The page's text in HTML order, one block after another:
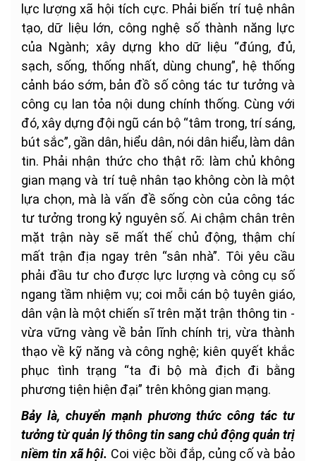
lực lượng xã hội tích cực. Phải biến trí tuệ nhân
tạo, dữ liệu lớn, công nghệ số thành năng lực
của Ngành; xây dựng kho dữ liệu “đúng, đủ,
sạch, sống, thống nhất, dùng chung”, hệ thống
cảnh báo sớm, bản đồ số công tác tư tưởng và
công cụ lan tỏa nội dung chính thống. Cùng với
đó, xây dựng đội ngũ cán bộ “tâm trong, trí sáng,
bút sắc”, gần dân, hiểu dân, nói dân hiểu, làm dân
tin. Phải nhận thức cho thật rõ: làm chủ không
gian mạng và trí tuệ nhân tạo không còn là một
lựa chọn, mà là vấn đề sống còn của công tác
tư tưởng trong kỷ nguyên số. Ai chậm chân trên
mặt trận này sẽ mất thế chủ động, thậm chí
mất trận địa ngay trên “sân nhà”. Tôi yêu cầu
phải đầu tư cho được lực lượng và công cụ số
ngang tầm nhiệm vụ; coi mỗi cán bộ tuyên giáo,
dân vận là một chiến sĩ trên mặt trận thông tin -
vừa vững vàng về bản lĩnh chính trị, vừa thành
thạo về kỹ năng và công nghệ; kiên quyết khắc
phục tình trạng “ta đi bộ mà địch đi bằng
phương tiện hiện đại” trên không gian mạng.
Bảy là, chuyển mạnh phương thức công tác tư
tưởng từ quản lý thông tin sang chủ động quản trị
niềm tin xã hội. Coi việc bồi đắp, củng cố và bảo